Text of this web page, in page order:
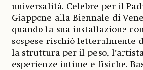
universalità. Celebre per il
Giappone alla Biennale di
quando la sua installazione
sospese rischiò letteralmente
la struttura per il peso,
esperienze intime e fisiche.